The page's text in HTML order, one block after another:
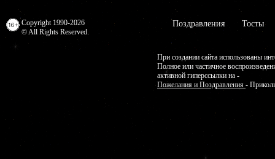
Copyright 1990-2026
© All Rights Reserved.
Поздравления Тосты
При создании сайта использованы
Полное или частичное
активной гиперссылки на -
Пожелания и Поздравления -